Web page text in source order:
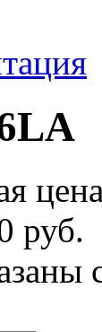
цена
руб.